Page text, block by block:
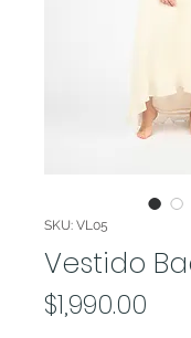
SKU: VL05
Vestido
$1,990.00